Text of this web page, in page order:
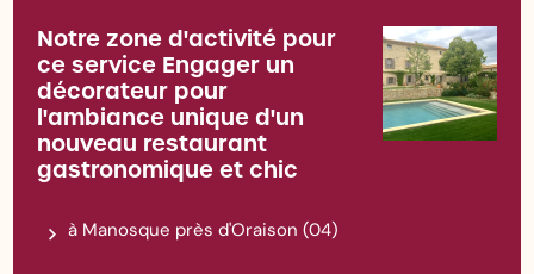
Notre zone d'activité pour
ce service Engager un
décorateur pour
l'ambiance unique d'un
nouveau restaurant
gastronomique et chic
à Manosque près d'Oraison (04)